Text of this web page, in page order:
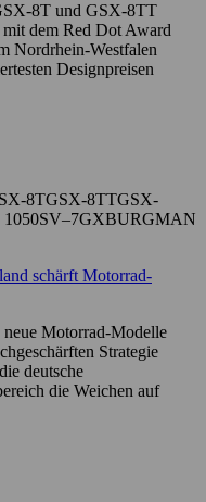
8T und GSX-8TT
dem Red Dot Award
Nordrhein-Westfalen
Designpreisen
8TGSX-8TTGSX-
SV–7GXBURGMAN
schärft Motorrad-
Motorrad-Modelle
Strategie
deutsche
die Weichen auf